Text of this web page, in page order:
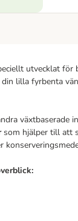
utvecklat för
lilla fyrbenta
växtbaserade
som hjälper till att